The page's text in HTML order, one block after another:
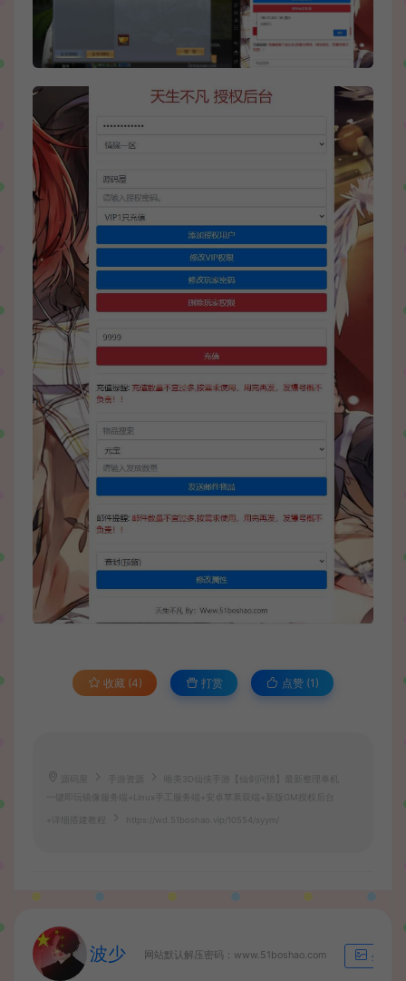
收藏 (4) 打赏 点赞 (1 )
手游资源
唯美3D仙侠手游【仙剑问情】最新整理单机
一键即玩镜像服务端+Linux手工服务端+安卓苹果双端+新版GM授权后台
+详细搭建教程 https://wd.51boshao.vip/10554/syym/
波少 网站默认解压密码：www.51boshao.com 生成海